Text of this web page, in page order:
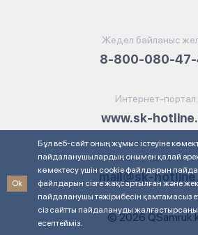
Жедел байланыс
8-800-080-47-
Интернет-портал:
www.sk-
Электрондық
mail@sk-
© 2026
Ok
Бұл веб-сайт оның жұмыс істеуіне
пайдаланушылардың онымен қалай
көмектесу үшін cookie файлдарын
файлдарын сізге жақсартылған және
пайдаланушы тәжірибесін қамтамасыз
сіз сайтты пайдалануды
есептейміз.